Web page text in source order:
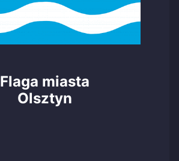
Flaga miasta
Olsztyn